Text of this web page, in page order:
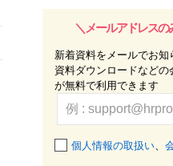
＼メールアドレスの
新着資料をメールでお知
資料ダウンロードなどの
が無料で利用できます
個人情報の取扱い、